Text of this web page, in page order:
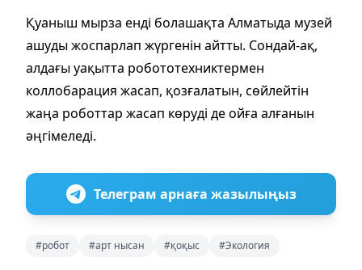
Қуаныш мырза енді болашақта Алматыда музей
ашуды жоспарлап жүргенін айтты. Сондай-ақ,
алдағы уақытта робототехниктермен
коллобарация жасап, қозғалатын, сөйлейтін
жаңа роботтар жасап көруді де ойға алғанын
әңгімеледі.
Телеграм арнаға жазылыңыз
#робот #арт нысан #қоқыс #Экология